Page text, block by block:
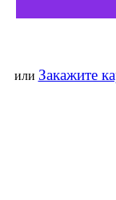
или Закажите